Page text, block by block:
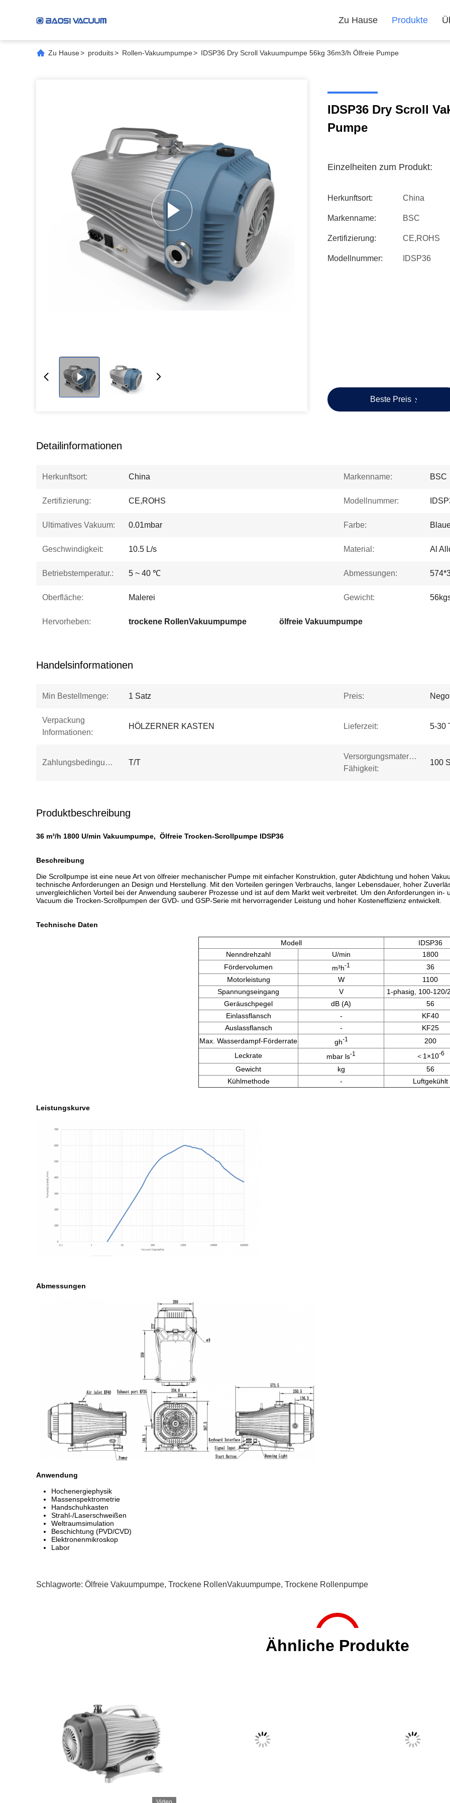
Zu Hause Produkte
Zu Hause> produits> Rollen-Vakuumpumpe> IDSP36 Dry Scroll Vakuumpumpe 56kg 36m3/h Ölfreie Pumpe
IDSP36 Dry Scroll
Pumpe
Einzelheiten zum Produkt:
Herkunftsort: China
Markenname: BSC
Zertifizierung: CE,ROHS
Modellnummer: IDSP36
Beste Preis
Detailinformationen
Herkunftsort: China Markenname: BSC
Zertifizierung: CE,ROHS Modellnummer:
Ultimatives Vakuum: 0.01mbar Farbe:
Geschwindigkeit: 10.5 L/s Material: Al
Betriebstemperatur.: 5 ~ 40 ℃ Abmessungen:
Oberfläche: Malerei Gewicht:
Hervorheben: trockene RollenVakuumpumpe ölfreie Vakuumpumpe
Handelsinformationen
Min Bestellmenge: 1 Satz Preis:
Verpackung
Informationen:
HÖLZERNER KASTEN Lieferzeit: 5-30
Zahlungsbedingungen: T/T
Versorgungsmaterial-
Fähigkeit:
100
Produktbeschreibung
36 m³/h 1800 U/min Vakuumpumpe, Ölfreie Trocken-Scrollpumpe IDSP36
Beschreibung
Die Scrollpumpe ist eine neue Art von ölfreier mechanischer Pumpe mit einfacher Konstruktion, guter Abdichtung und hohen
technische Anforderungen an Design und Herstellung. Mit den Vorteilen geringen Verbrauchs, langer Lebensdauer, hoher
unvergleichlichen Vorteil bei der Anwendung sauberer Prozesse und ist auf dem Markt weit verbreitet. Um den Anforderungen
Vacuum die Trocken-Scrollpumpen der GVD- und GSP-Serie mit hervorragender Leistung und hoher Kosteneffizienz entwickelt.
​Technische Daten
Modell
IDSP36
Nenndrehzahl
U/min
1800
Fördervolumen
m³h-1
36
Motorleistung
W
1100
Spannungseingang
V
1-phasig, 100-120/
Geräuschpegel
dB (A)
56
Einlassflansch
-
KF40
Auslassflansch
-
KF25
Max. Wasserdampf-Förderrate
gh-1
200
Leckrate
mbar ls-1 ＜1×10-6
Gewicht kg
56
Kühlmethode
- Luftgekühlt
Leistungskurve
Abmessungen
Anwendung
Hochenergiephysik
Massenspektrometrie
Handschuhkasten
Strahl-/Laserschweißen
Weltraumsimulation
Beschichtung (PVD/CVD)
Elektronenmikroskop
Labor
Schlagworte: Ölfreie Vakuumpumpe, Trockene RollenVakuumpumpe, Trockene Rollenpumpe
Ähnliche Produkte